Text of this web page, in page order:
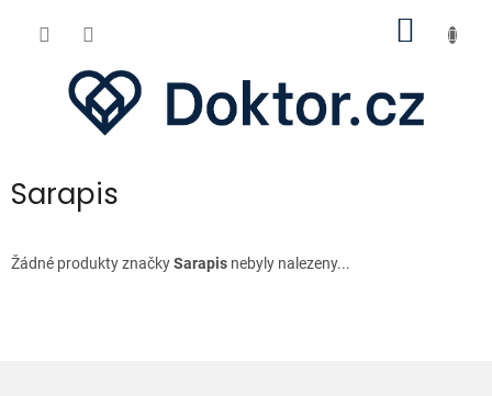
Sarapis
Žádné produkty značkySarapis nebyly nalezeny...